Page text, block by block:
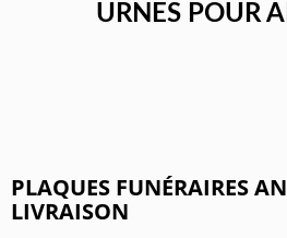
URNES POUR
PLAQUES FUNÉRAIRES
LIVRAISON